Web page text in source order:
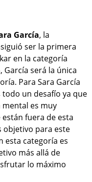
García, la
ser la primera
en la categoría
García será la única
Para Sara García
un desafío ya que
mental es muy
fuera de esta
objetivo para este
esta categoría es
más allá de
lo máximo